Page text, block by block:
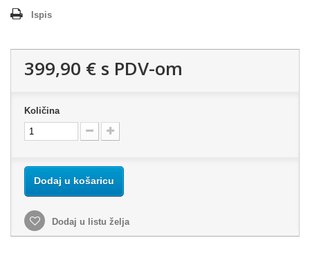
Ispis
399,90 € s PDV-om
Količina
Dodaj u košaricu
Dodaj u listu želja